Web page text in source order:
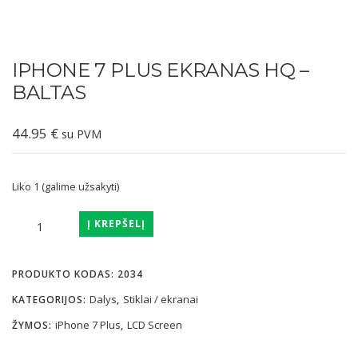
IPHONE 7 PLUS EKRANAS HQ –
BALTAS
44.95 € su PVM
Liko 1 (galime užsakyti)
produkto
7
Plus
ekranas
Į KREPŠELĮ
PRODUKTO KODAS: 2034
KATEGORIJOS: Dalys, Stiklai / ekranai
ŽYMOS: iPhone 7 Plus, LCD Screen